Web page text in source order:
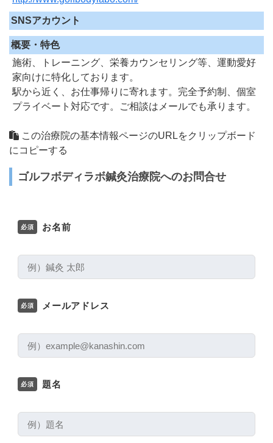
SNSアカウント
概要・特色
施術、トレーニング、栄養カウンセリング等、運動愛好
家向けに特化しております。
駅から近く、お仕事帰りに寄れます。完全予約制、個室
プライベート対応です。ご相談はメールでも承ります。
この治療院の基本情報ページのURLをクリップボード
にコピーする
ゴルフボディラボ鍼灸治療院へのお問合せ
必須 お名前
必須 メールアドレス
必須 題名